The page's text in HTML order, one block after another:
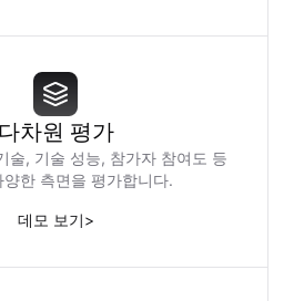
다차원 평가
술, 기술 성능, 참가자 참여도 등
양한 측면을 평가합니다.
데모 보기>